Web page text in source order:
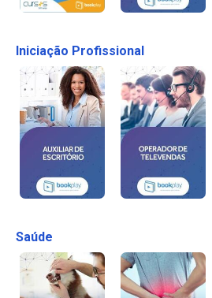
Iniciação Profissional
Saúde